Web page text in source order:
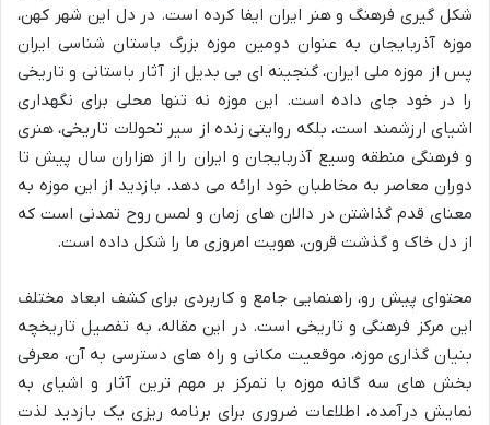
شکل گیری فرهنگ و هنر ایران ایفا کرده است. در دل این شهر کهن،
موزه آذربایجان به عنوان دومین موزه بزرگ باستان شناسی ایران
پس از موزه ملی ایران، گنجینه ای بی بدیل از آثار باستانی و تاریخی
را در خود جای داده است. این موزه نه تنها محلی برای نگهداری
اشیای ارزشمند است، بلکه روایتی زنده از سیر تحولات تاریخی، هنری
و فرهنگی منطقه وسیع آذربایجان و ایران را از هزاران سال پیش تا
دوران معاصر به مخاطبان خود ارائه می دهد. بازدید از این موزه به
معنای قدم گذاشتن در دالان های زمان و لمس روح تمدنی است که
از دل خاک و گذشت قرون، هویت امروزی ما را شکل داده است.
محتوای پیش رو، راهنمایی جامع و کاربردی برای کشف ابعاد مختلف
این مرکز فرهنگی و تاریخی است. در این مقاله، به تفصیل تاریخچه
بنیان گذاری موزه، موقعیت مکانی و راه های دسترسی به آن، معرفی
بخش های سه گانه موزه با تمرکز بر مهم ترین آثار و اشیای به
نمایش درآمده، اطلاعات ضروری برای برنامه ریزی یک بازدید لذت